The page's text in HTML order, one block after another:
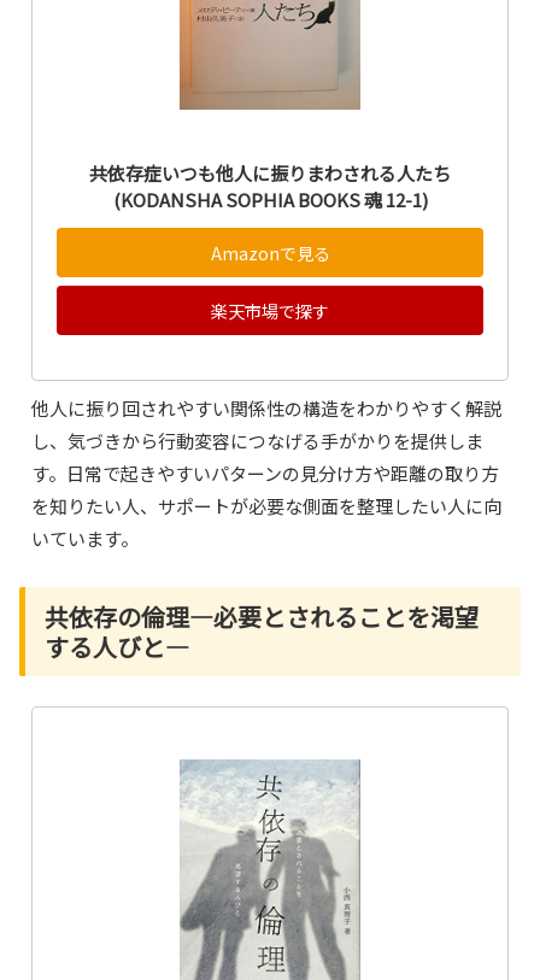
共依存症いつも他人に振りまわされる人たち
(KODANSHA SOPHIA BOOKS 魂 12-1)
Amazonで見る
楽天市場で探す
他人に振り回されやすい関係性の構造をわかりやすく解説
し、気づきから行動変容につなげる手がかりを提供しま
す。日常で起きやすいパターンの見分け方や距離の取り方
を知りたい人、サポートが必要な側面を整理したい人に向
いています。
共依存の倫理―必要とされることを渇望
する人びと―